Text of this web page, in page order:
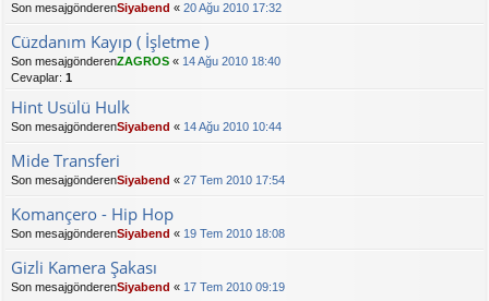
Son mesajgönderenSiyabend « 20 Ağu 2010 17:32
Cüzdanım Kayıp ( İşletme )
Son mesajgönderenZAGROS « 14 Ağu 2010 18:40
Cevaplar: 1
Hint Usülü Hulk
Son mesajgönderenSiyabend « 14 Ağu 2010 10:44
Mide Transferi
Son mesajgönderenSiyabend « 27 Tem 2010 17:54
Komançero - Hip Hop
Son mesajgönderenSiyabend « 19 Tem 2010 18:08
Gizli Kamera Şakası
Son mesajgönderenSiyabend « 17 Tem 2010 09:19